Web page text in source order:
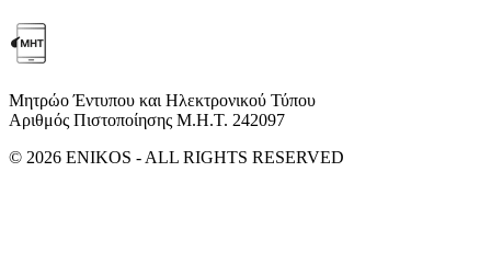
Μητρώο Έντυπου και Ηλεκτρονικού Τύπου
Αριθμός Πιστοποίησης Μ.Η.Τ. 242097
© 2026 ENIKOS - ALL RIGHTS RESERVED